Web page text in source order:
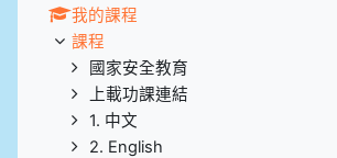
我的課程
課程
國家安全教育
上載功課連結
1. 中文
2. English